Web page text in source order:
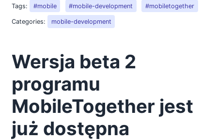
Tags:
#mobile #mobile-development #mobiletogether
Categories: mobile-development
Wersja beta 2
programu
MobileTogether jest
już dostępna